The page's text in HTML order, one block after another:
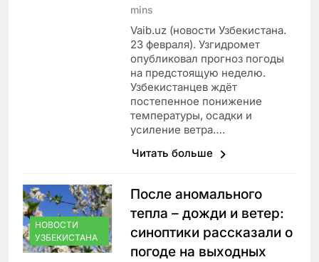
mins
Vaib.uz (новости Узбекистана.
23 февраля). Узгидромет
опубликовал прогноз погоды
на предстоящую неделю.
Узбекистанцев ждёт
постепенное понижение
температуры, осадки и
усиление ветра….
Читать больше
НОВОСТИ
УЗБЕКИСТАНА
После аномального
тепла – дожди и ветер:
синоптики рассказали о
погоде на выходных